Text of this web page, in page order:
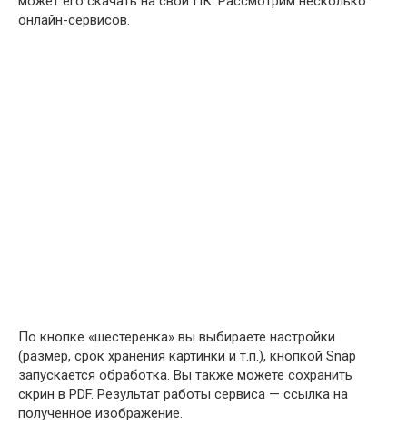
онлайн-сервисов.
По кнопке «шестеренка» вы выбираете настройки
(размер, срок хранения картинки и т.п.), кнопкой Snap
запускается обработка. Вы также можете сохранить
скрин в PDF. Результат работы сервиса — ссылка на
полученное изображение.